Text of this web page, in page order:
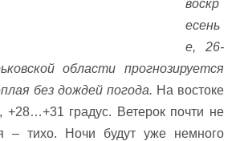
воскр
есень
е, 26-
области прогнозируется
без дождей погода. На востоке
+28…+31 градус. Ветерок почти не
– тихо. Ночи будут уже немного